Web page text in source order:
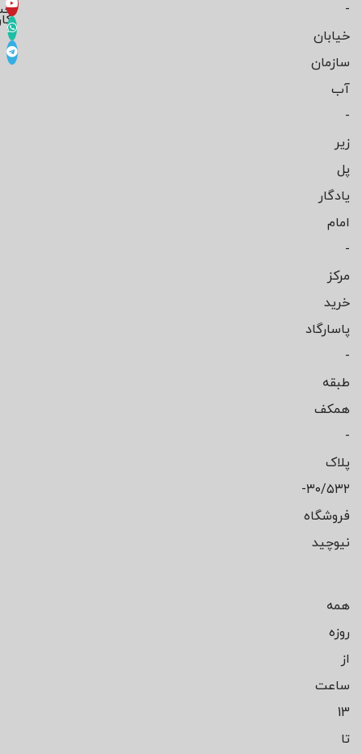
-
خیابان
سازمان
آب
-
زیر
پل
یادگار
امام
-
مرکز
خرید
پاسارگاد
-
طبقه
همکف
-
پلاک
۳۰/۵۳۲-
فروشگاه
نیوچید
همه
روزه
از
ساعت
13
تا